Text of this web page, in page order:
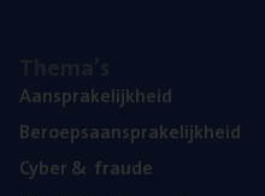
Aan­spra­ke­lijk­heid
Beroeps­aan­spra­ke­lijk­heid
Cyber& fraude